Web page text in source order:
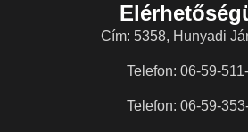
Cím: 5358, Hunyadi
Telefon: 06-59-
Telefon: 06-59-